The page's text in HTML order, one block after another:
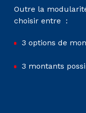
Outre la
choisir entre :
3 options de
3 montants